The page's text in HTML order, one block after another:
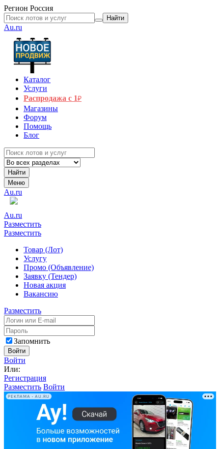
Регион Россия
Найти
Au.ru
Каталог
Услуги
Распродажа с 1₽
Магазины
Форум
Помощь
Блог
Найти
Меню
Au.ru
Au.ru
Разместить
Разместить
Товар (Лот)
Услугу
Промо (Объявление)
Заявку (Тендер)
Новая акция
Вакансию
Разместить
Запомнить
Войти
Войти
Или:
Регистрация
Разместить Войти
РЕКЛАМА • AU.RU